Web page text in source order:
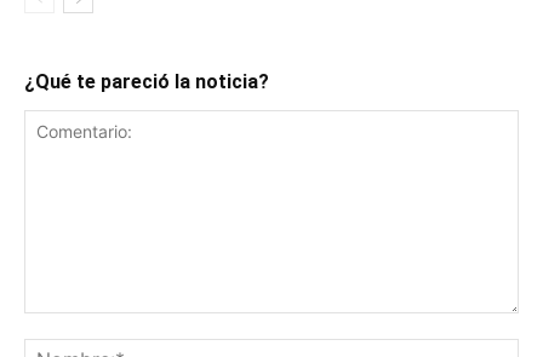
¿Qué te pareció la noticia?